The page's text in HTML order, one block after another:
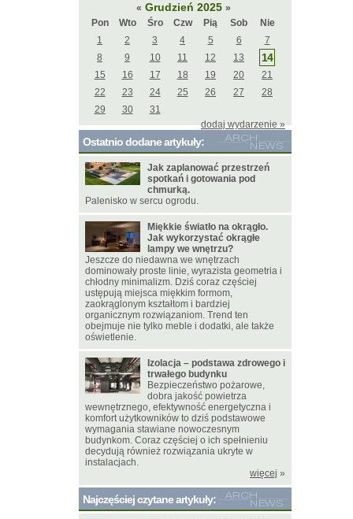
« Grudzień 2025 »
Pon
Wto Śro Czw Pią Sob
Nie
1
2 3 4 5 6
7
8
9 10 11 12 13 14
15 16 17 18 19 20
21
22
23 24 25 26 27
28
29
30
31
dodaj wydarzenie »
Ostatnio dodane artykuły:
Jak zaplanować przestrzeń
spotkań i gotowania pod
chmurką.
Palenisko w sercu ogrodu.
Miękkie światło na okrągło.
Jak wykorzystać okrągłe
lampy we wnętrzu?
Jeszcze do niedawna we wnętrzach
dominowały proste linie, wyrazista geometria i
chłodny minimalizm. Dziś coraz częściej
ustępują miejsca miękkim formom,
zaokrąglonym kształtom i bardziej
organicznym rozwiązaniom. Trend ten
obejmuje nie tylko meble i dodatki, ale także
oświetlenie.
Izolacja – podstawa zdrowego i
trwałego budynku
Bezpieczeństwo pożarowe,
dobra jakość powietrza
wewnętrznego, efektywność energetyczna i
komfort użytkowników to dziś podstawowe
wymagania stawiane nowoczesnym
budynkom. Coraz częściej o ich spełnieniu
decydują również rozwiązania ukryte w
instalacjach.
więcej »
Najczęściej czytane artykuły: